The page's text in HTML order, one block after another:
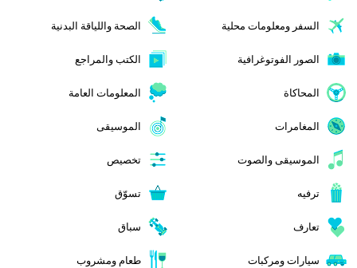
السفر ومعلومات محلية الصحة واللياقة البدنية
الصور الفوتوغرافية الكتب والمراجع
المحاكاة المعلومات العامة
المغامرات الموسيقى
الموسيقى والصوت تخصيص
ترفيه تسوّق
تعارف سباق
سيارات ومركبات طعام ومشروب